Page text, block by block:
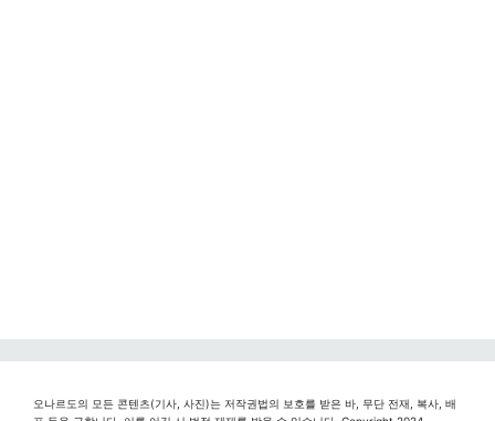
오나르도의 모든 콘텐츠(기사, 사진)는 저작권법의 보호를 받은 바, 무단 전재, 복사, 배